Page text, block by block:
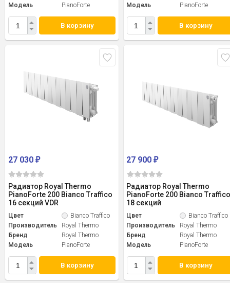
Модель
PianoForte
В корзину
Модель
PianoForte
В корзину
27 030 ₽
Радиатор Royal Thermo
PianoForte 200 Bianco Traffico
16 секций VDR
Цвет
Bianco Traffico
Производитель
Royal Thermo
Бренд
Royal Thermo
Модель
PianoForte
В корзину
27 900₽
Радиатор Royal Thermo
PianoForte 200 Bianco
18 секций
Цвет
Bianco Traffico
Производитель
Royal Thermo
Бренд
Royal Thermo
Модель
PianoForte
В корзину